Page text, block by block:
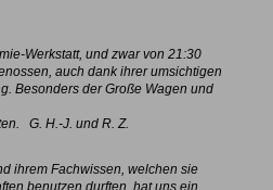
Werkstatt, und zwar von 21:30
auch dank ihrer umsichtigen
Besonders der Große Wagen und
G. H.-J. und R. Z.
ihrem Fachwissen, welchen sie
benutzen durften, hat uns ein